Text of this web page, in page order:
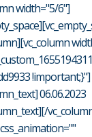
width="5/6"]
!important;}"]
06.06.2023